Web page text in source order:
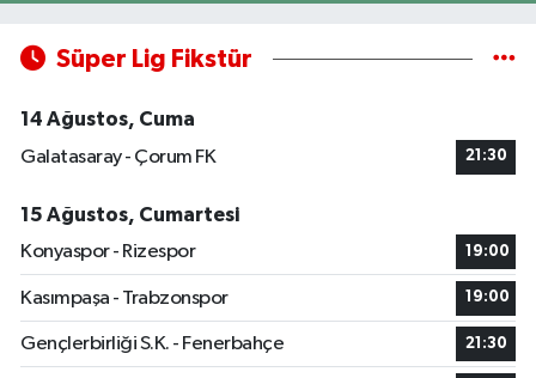
Süper Lig Fikstür
14 Ağustos, Cuma
Galatasaray - Çorum FK
21:30
15 Ağustos, Cumartesi
Konyaspor - Rizespor
19:00
Kasımpaşa - Trabzonspor 19:00
Gençlerbirliği S.K. - Fenerbahçe 21:30